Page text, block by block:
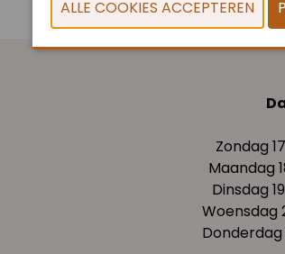
Zondag
Maandag
Dinsdag
Woensdag
Donderdag